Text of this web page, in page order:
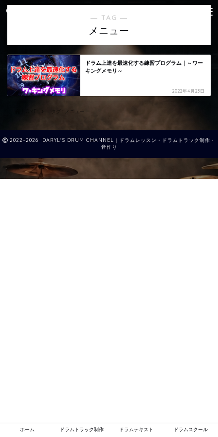
― TAG ―
メニュー
ドラム上達を最速化する練習プログラム｜～ワー
キングメモリ～
2022年4月23日
タグ : メニュー
2022–2026 DARYL'S DRUM CHANNEL｜ドラムレッスン・ドラムトラック制作・
音作り
ホーム ドラムトラック制作 ドラムテキスト ドラムスクール